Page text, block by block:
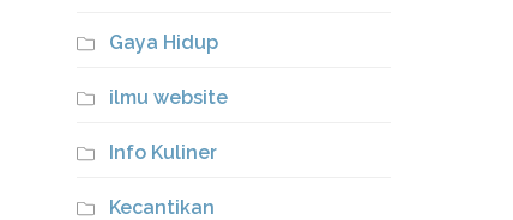
Gaya Hidup
ilmu website
Info Kuliner
Kecantikan